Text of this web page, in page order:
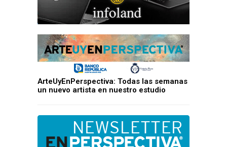
ArteUyEnPerspectiva: Todas las semanas
un nuevo artista en nuestro estudio